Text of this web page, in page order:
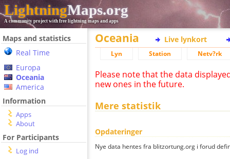
LightningMaps.org
A community project with free lightning maps and apps
Maps and statistics
Real Time
Europa
Oceania
America
Information
Apps
About
For Participants
Log ind
Oceania Live lynkort
Lyn Station Netv?rk
Please note that the data
new ones in the future.
Mere statistik
Opdateringer
Nye data hentes fra blitzortung.org i forud